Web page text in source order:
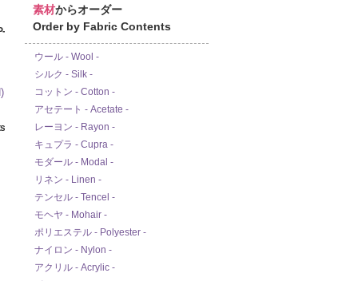
素材からオーダー
Order by Fabric Contents
ウール - Wool -
シルク - Silk -
コットン - Cotton -
アセテート - Acetate -
レーヨン - Rayon -
キュプラ - Cupra -
モダール - Modal -
リネン - Linen -
テンセル - Tencel -
モヘヤ - Mohair -
ポリエステル - Polyester -
ナイロン - Nylon -
アクリル - Acrylic -